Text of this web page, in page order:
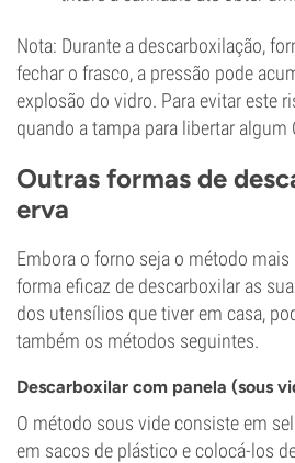
Nota: Durante a descarboxilação,
fechar o frasco, a pressão pode
explosão do vidro. Para evitar este
quando a tampa para libertar algum
Outras formas de
erva
Embora o forno seja o método
forma eficaz de descarboxilar as
dos utensílios que tiver em casa,
também os métodos seguintes.
Descarboxilar com panela (sous
O método sous vide consiste em
em sacos de plástico e colocá-los